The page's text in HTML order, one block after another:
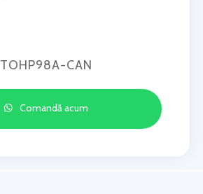
TOHP98A-CAN
Comandă acum